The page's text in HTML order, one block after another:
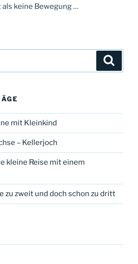
keine Bewegung …
mit Kleinkind
– Kellerjoch
kleine Reise mit einem
zu zweit und doch schon zu dritt